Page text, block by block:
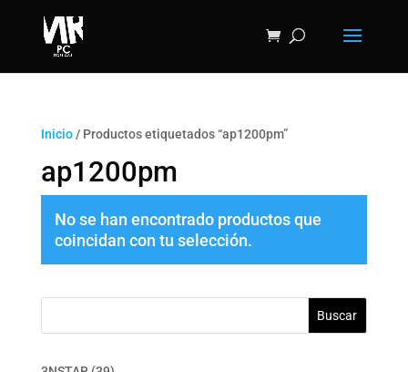
Inicio/ Productos etiquetados “ap1200pm”
ap1200pm
No se han encontrado productos que
coincidan con tu selección.
Buscar